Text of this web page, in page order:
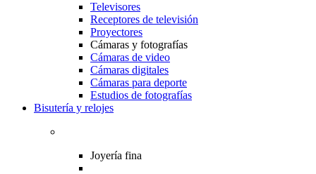
Televisores
Receptores de televisión
Proyectores
Cámaras y fotografías
Cámaras de video
Cámaras digitales
Cámaras para deporte
Estudios de fotografías
Bisutería y relojes
Joyería fina